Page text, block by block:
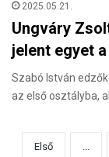
2025.05.21.
Ungváry
jelent egyet
Szabó István
az első osztályba,
Első ...